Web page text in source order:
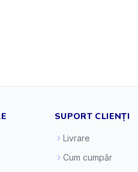
SUPORT CLIENȚI
Livrare
Cum cumpăr